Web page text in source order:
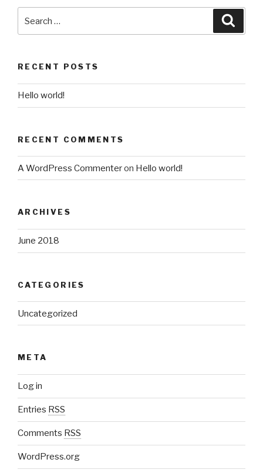
RECENT POSTS
Hello world!
RECENT COMMENTS
A WordPress Commenteron Hello world!
ARCHIVES
June 2018
CATEGORIES
Uncategorized
META
Log in
Entries RSS
Comments RSS
WordPress.org